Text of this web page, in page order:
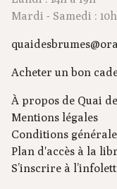
Mardi - Samedi :
Acheter un bon
À propos de Quai
Mentions légales
Conditions
Plan d'accès à la
S’inscrire à